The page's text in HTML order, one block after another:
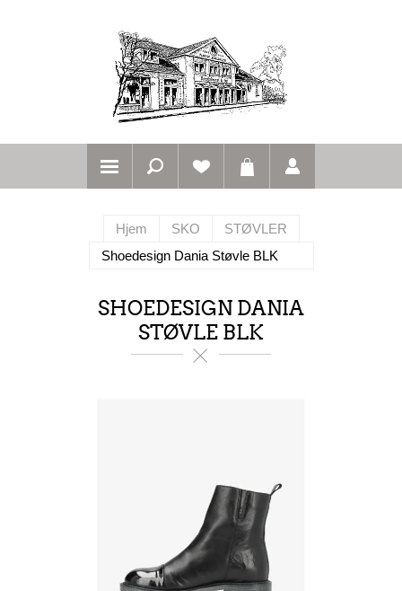
Hjem SKO
STØVLER
Shoedesign Dania Støvle BLK
SHOEDESIGN DANIA
STØVLE BLK